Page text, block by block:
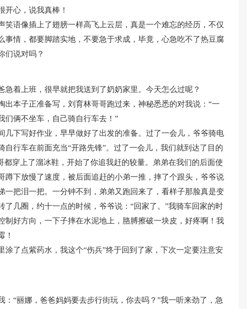
开心，说我真棒！
笑语像插上了翅膀一样高飞上云层，真是一个难忘的经历，不仅
事情，都要脚踏实地，不要急于求成，毕竟，心急吃不了热豆腐
们说对吗？
急着上班，很早就把我送到了奶奶家里。今天怎么过呢？
出本子正准备写，刘育林哥哥跑过来，神秘悉悉的对我说：“一
们俩不坐车，自己骑自行车去！”
几下写好作业，早早做好了出发的准备。过了一会儿，爷爷骑电
自行车在前面充当“开路先锋”。过了一会儿，我们就到达了目的
都穿上了溜冰鞋，开始了你追我赶的较量。弟弟在我们的后面使
蹲下放慢了速度，被后面追赶的小弟一推，摔了个跟头，爷爷说
一把泪一把。一分钟不到，弟弟又跑回来了，看样子那脸真是变
了几圈，约十一点的时候，爷爷说：“回家了。”我骑车回家的时
制好方向，一下子摔在水泥地上，胳膊擦破一块皮，好疼啊！我
！
涂了点紫药水，我这个“伤兵”终于回到了家，下次一定要注意安
：“丽娜，爸爸妈妈要去步行街玩，你去吗？”我一听来劲了，急